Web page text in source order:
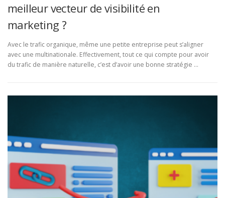
meilleur vecteur de visibilité en
marketing ?
Avec le trafic organique, même une petite entreprise peut s’aligner
avec une multinationale. Effectivement, tout ce qui compte pour avoir
du trafic de manière naturelle, c’est d’avoir une bonne stratégie …